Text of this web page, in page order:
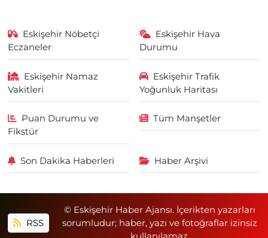
Eskişehir Nöbetçi
Eczaneler
Eskişehir Hava
Durumu
Eskişehir Namaz
Vakitleri
Eskişehir Trafik
Yoğunluk Haritası
Puan Durumu ve
Fikstür
Tüm Manşetler
Son Dakika Haberleri Haber Arşivi
RSS
© Eskişehir Haber Ajansı. İçerikten yazarları
sorumludur; haber, yazı ve fotoğraflar izinsiz